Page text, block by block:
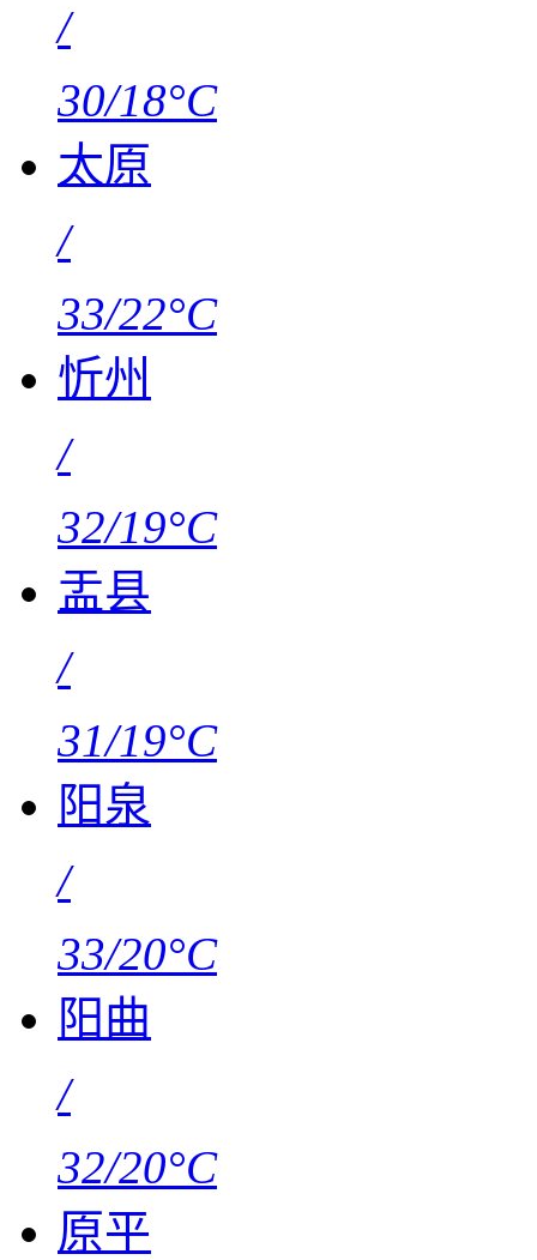
/
30/18°C
太原
/
33/22°C
忻州
/
32/19°C
盂县
/
31/19°C
阳泉
/
33/20°C
阳曲
/
32/20°C
原平